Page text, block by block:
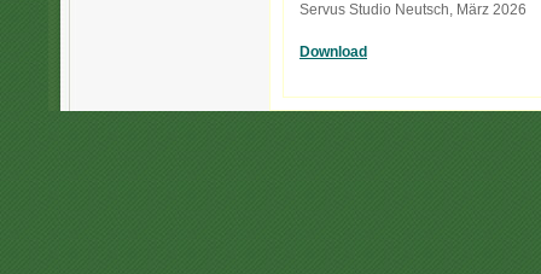
Servus Studio Neutsch, März 2026
Download